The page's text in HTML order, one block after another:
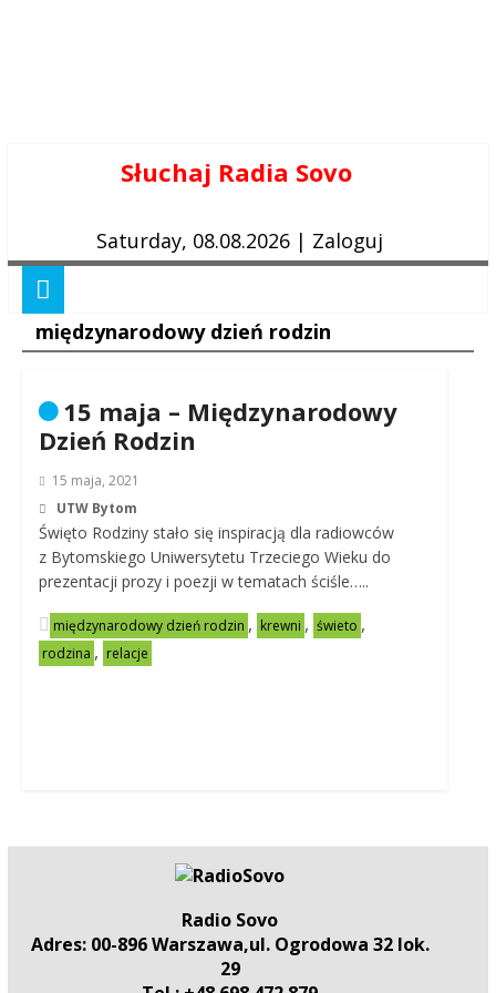
Słuchaj Radia Sovo
Saturday, 08.08.2026 | Zaloguj
międzynarodowy dzień rodzin
15 maja – Międzynarodowy
Dzień Rodzin
15 maja, 2021
UTW Bytom
Święto Rodziny stało się inspiracją dla radiowców
z Bytomskiego Uniwersytetu Trzeciego Wieku do
prezentacji prozy i poezji w tematach ściśle…..
międzynarodowy dzień rodzin , krewni , świeto ,
rodzina , relacje
Radio Sovo
Adres: 00-896 Warszawa,ul. Ogrodowa 32 lok.
29